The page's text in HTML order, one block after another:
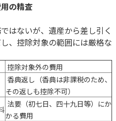
の精査
はないが、遺産から差し引く
、控除対象の範囲には厳格な
控除対象外の費用
香典返し（香典は非課税のため、
その返しも控除不可）
法要（初七日、四十九日等）にか
かる費用